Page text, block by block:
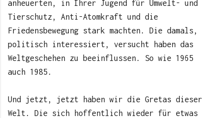
anheuerten, in Ihrer Jugend für Umwelt- und
Tierschutz, Anti-Atomkraft und die
Friedensbewegung stark machten. Die damals,
politisch interessiert, versucht haben das
Weltgeschehen zu beeinflussen. So wie 1965
auch 1985.
Und jetzt, jetzt haben wir die Gretas dieser
Welt. Die sich hoffentlich wieder für etwas